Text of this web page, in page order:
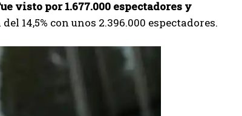
visto por 1.677.000 espectadores y
14,5% con unos 2.396.000 espectadores.